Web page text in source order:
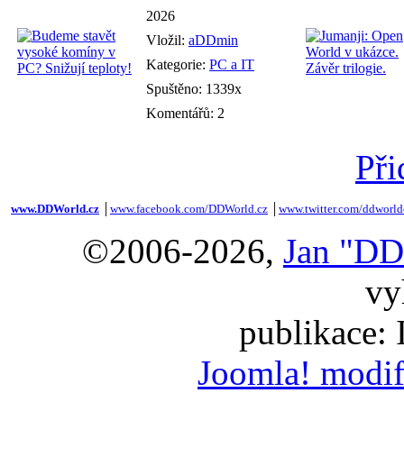
2026
Vložil: aDDmin
Kategorie: PC a IT
Spuštěno: 1339x
Komentářů: 2
www.DDWorld.cz www.facebook.com/DDWorld.cz www.twitter.com/
©2006-2026, Jan
publikace:
Joomla!